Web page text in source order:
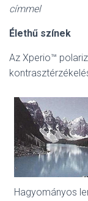
címmel
Élethű színek
Az Xperio™
Hagyományos